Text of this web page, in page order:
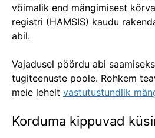
võimalik end mängimisest
registri (HAMSIS) kaudu
abil.
Vajadusel pöördu abi
tugiteenuste poole. Rohkem
meie lehelt vastutustundlik
Korduma kippuvad